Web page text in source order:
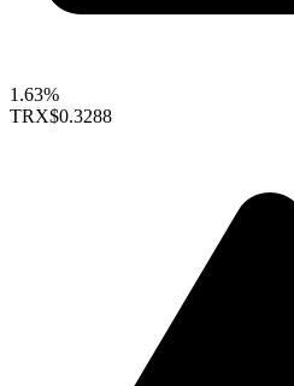
1.63%
TRX$0.3288